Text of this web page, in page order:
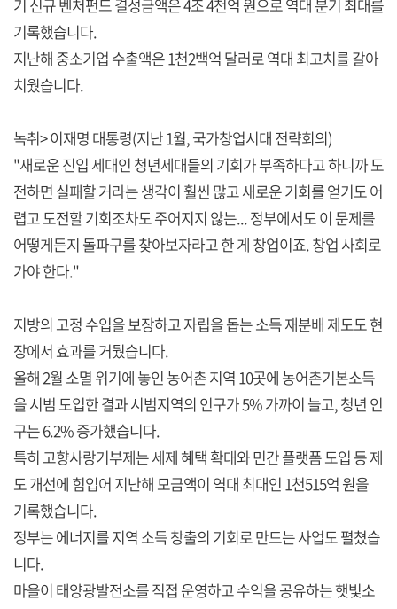
기 신규 벤처펀드 결성금액은 4조 4천억 원으로 역대 분기 최대를
기록했습니다.
지난해 중소기업 수출액은 1천2백억 달러로 역대 최고치를 갈아
치웠습니다.
녹취> 이재명 대통령(지난 1월, 국가창업시대 전략회의)
"새로운 진입 세대인 청년세대들의 기회가 부족하다고 하니까 도
전하면 실패할 거라는 생각이 훨씬 많고 새로운 기회를 얻기도 어
렵고 도전할 기회조차도 주어지지 않는... 정부에서도 이 문제를
어떻게든지 돌파구를 찾아보자라고 한 게 창업이죠. 창업 사회로
가야 한다."
지방의 고정 수입을 보장하고 자립을 돕는 소득 재분배 제도도 현
장에서 효과를 거뒀습니다.
올해 2월 소멸 위기에 놓인 농어촌 지역 10곳에 농어촌기본소득
을 시범 도입한 결과 시범지역의 인구가 5% 가까이 늘고, 청년 인
구는 6.2% 증가했습니다.
특히 고향사랑기부제는 세제 혜택 확대와 민간 플랫폼 도입 등 제
도 개선에 힘입어 지난해 모금액이 역대 최대인 1천515억 원을
기록했습니다.
정부는 에너지를 지역 소득 창출의 기회로 만드는 사업도 펼쳤습
니다.
마을이 태양광발전소를 직접 운영하고 수익을 공유하는 햇빛소